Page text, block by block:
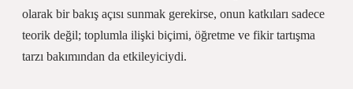
olarak bir bakış açısı sunmak gerekirse, onun katkıları sadece
teorik değil; toplumla ilişki biçimi, öğretme ve fikir tartışma
tarzı bakımından da etkileyiciydi.